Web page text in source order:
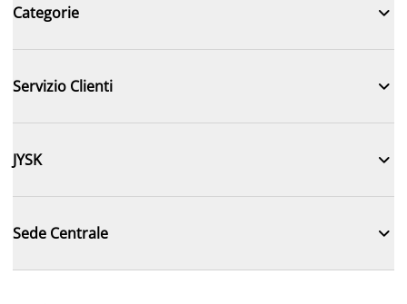
Categorie 
Servizio Clienti 
JYSK 
Sede Centrale 